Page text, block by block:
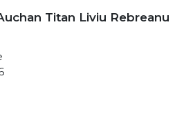
Titan Liviu Rebreanu